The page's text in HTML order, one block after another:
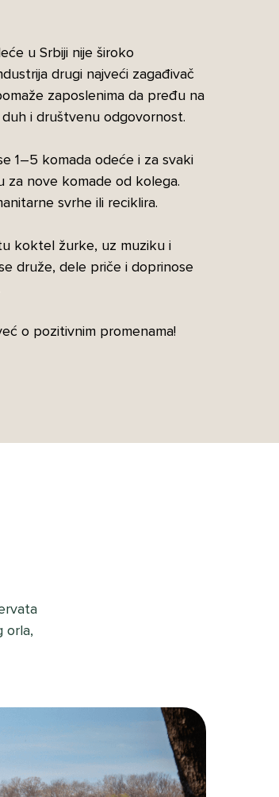
u Srbiji nije široko
drugi najveći zagađivač
zaposlenima da pređu na
i društvenu odgovornost.
1–5 komada odeće i za svaki
za nove komade od kolega.
svrhe ili reciklira.
koktel žurke, uz muziku i
druže, dele priče i doprinose
o pozitivnim promenama!
orla,